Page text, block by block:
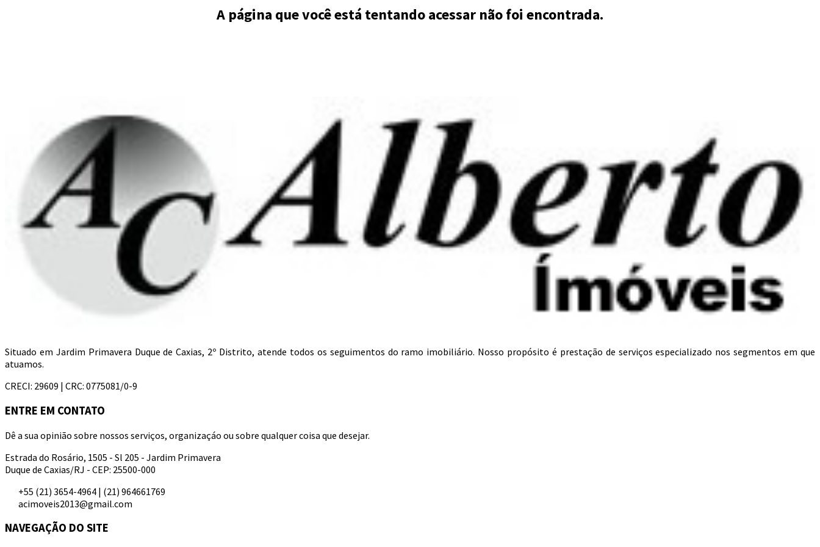
A página que você está tentando acessar não foi encontrada.
Situado em Jardim Primavera Duque de Caxias, 2º Distrito, atende todos os seguimentos do ramo imobiliário. Nosso propósito é prestação de serviços especializado nos segmentos em que
atuamos.
CRECI: 29609 | CRC: 0775081/0-9
ENTRE EM CONTATO
Dê a sua opinião sobre nossos serviços, organizaçáo ou sobre qualquer coisa que desejar.
Estrada do Rosário, 1505 - Sl 205 - Jardim Primavera
Duque de Caxias/RJ - CEP: 25500-000
+55 (21) 3654-4964 | (21) 964661769
acimoveis2013@gmail.com
NAVEGAÇÃO DO SITE